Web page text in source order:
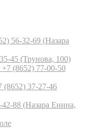
56-32-69 (Назара
45 (Трунова, 100)
(8652) 77-00-50
(8652) 37-27-46
88 (Назара Енина,